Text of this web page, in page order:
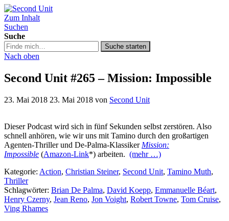
Second Unit
Zum Inhalt
Suchen
Suche
Suche
in
podcast.de/
Suche starten
Nach oben
Second Unit #265 – Mission: Impossible
23. Mai 2018 23. Mai 2018 von Second Unit
Dieser Podcast wird sich in fünf Sekunden selbst zerstören. Also
schnell anhören, wie wir uns mit Tamino durch den großartigen
Agenten-Thriller und De-Palma-Klassiker Mission:
Impossible (Amazon-Link*) arbeiten. (mehr …)
Kategorie: Action, Christian Steiner, Second Unit, Tamino Muth,
Thriller
Schlagwörter: Brian De Palma, David Koepp, Emmanuelle Béart,
Henry Czerny, Jean Reno, Jon Voight, Robert Towne, Tom Cruise,
Ving Rhames